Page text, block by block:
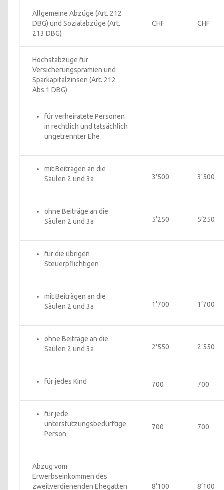
Allgemeine Abzüge (Art. 212
DBG) und Sozialabzüge (Art.
213 DBG)
CHF CHF
Höchstabzüge für
Versicherungsprämien und
Sparkapitalzinsen (Art. 212
Abs.1 DBG)
für verheiratete Personen
in rechtlich und tatsächlich
ungetrennter Ehe
mit Beiträgen an die
Säulen 2 und 3a
3'500 3’500
ohne Beiträge an die
Säulen 2 und 3a
5’250 5’250
für die übrigen
Steuerpflichtigen
mit Beiträgen an die
Säulen 2 und 3a
1'700 1’700
ohne Beiträge an die
Säulen 2 und 3a
2'550 2’550
für jedes Kind 700 700
für jede
unterstützungsbedürftige
Person
700 700
Abzug vom
Erwerbseinkommen des
zweitverdienenden Ehegatten
8’100 8’100